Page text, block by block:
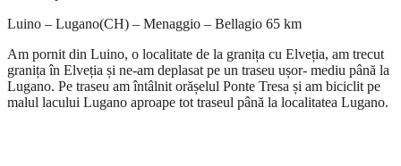
Luino – Lugano(CH) – Menaggio – Bellagio 65 km
Am pornit din Luino, o localitate de la granița cu Elveția, am trecut
granița în Elveția și ne-am deplasat pe un traseu ușor- mediu până la
Lugano. Pe traseu am întâlnit orășelul Ponte Tresa și am biciclit pe
malul lacului Lugano aproape tot traseul până la localitatea Lugano.